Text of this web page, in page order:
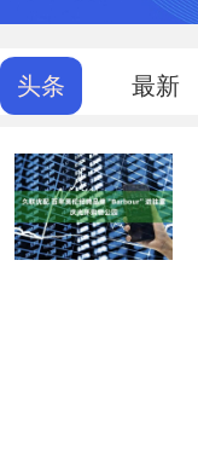
头条 最新